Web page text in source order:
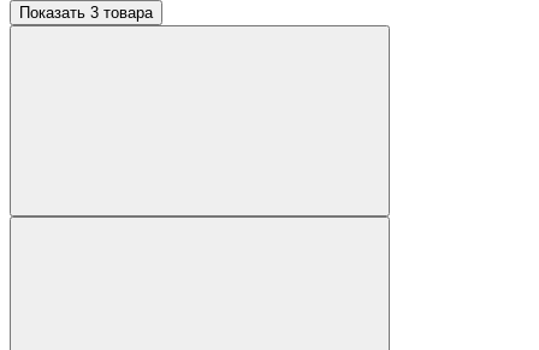
Показать 3 товара